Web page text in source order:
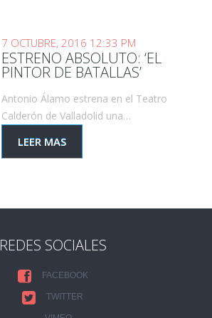
7 OCTUBRE, 2016 12:33 PM
ESTRENO ABSOLUTO: ‘EL
PINTOR DE BATALLAS’
Antonio Álamo estrena en el Teatro
Calderón de Valladolid una…
LEER MAS
REDES SOCIALES
FACEBOOK
TWITTER